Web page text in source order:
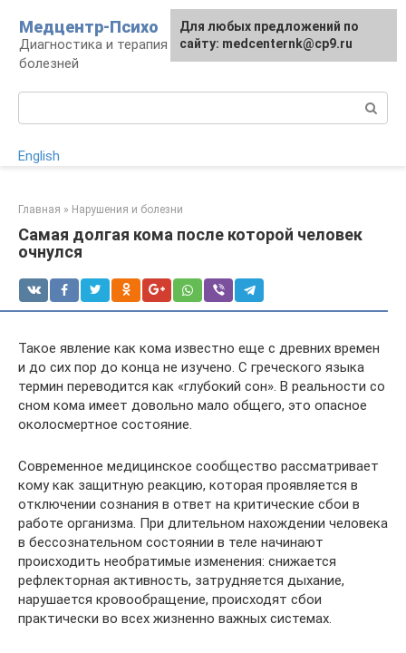
контенту
Медцентр-Психо
Диагностика и терапия психоневрологических
болезней
English
Главная » Нарушения и болезни
Самая долгая кома после которой человек
очнулся
Такое явление как кома известно еще с древних времен
и до сих пор до конца не изучено. С греческого языка
термин переводится как «глубокий сон». В реальности со
сном кома имеет довольно мало общего, это опасное
околосмертное состояние.
Современное медицинское сообщество рассматривает
кому как защитную реакцию, которая проявляется в
отключении сознания в ответ на критические сбои в
работе организма. При длительном нахождении человека
в бессознательном состоянии в теле начинают
происходить необратимые изменения: снижается
рефлекторная активность, затрудняется дыхание,
нарушается кровообращение, происходят сбои
практически во всех жизненно важных системах.
Для любых предложений по
сайту: medcenternk@cp9.ru